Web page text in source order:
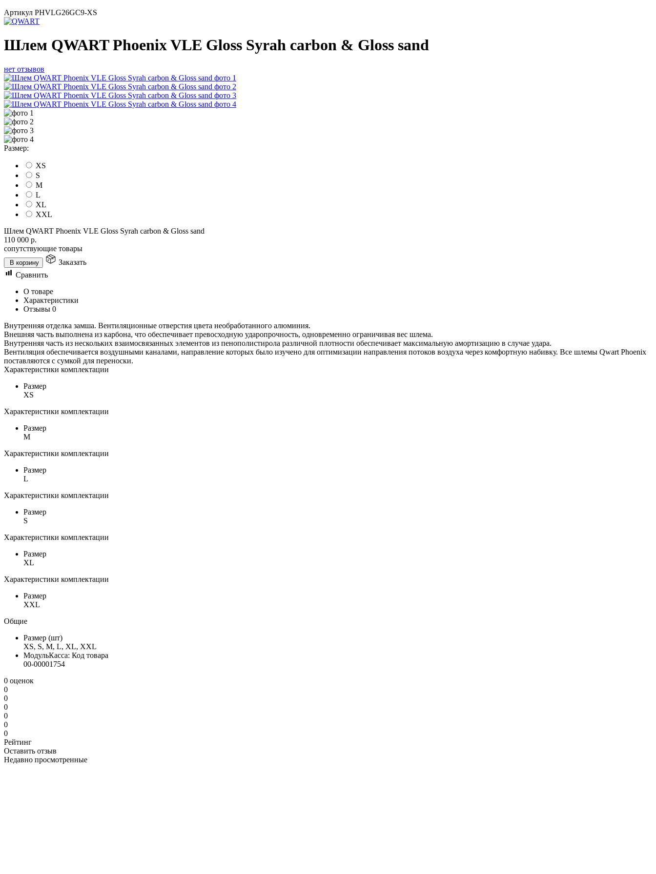
Артикул PHVLG26GC9-XS
Шлем QWART Phoenix VLE Gloss Syrah carbon & Gloss sand
нет отзывов
Размер:
XS
S
M
L
XL
XXL
Шлем QWART Phoenix VLE Gloss Syrah carbon & Gloss sand
110 000 р.
сопутствующие товары
В корзину
Заказать
Сравнить
О товаре
Характеристики
Отзывы 0
Внутренняя отделка замша. Вентиляционные отверстия цвета необработанного алюминия.
Внешняя часть выполнена из карбона, что обеспечивает превосходную ударопрочность, одновременно ограничивая вес шлема.
Внутренняя часть из нескольких взаимосвязанных элементов из пенополистирола различной плотности обеспечивает максимальную амортизацию в случае удара.
Вентиляция обеспечивается воздушными каналами, направление которых было изучено для оптимизации направления потоков воздуха через комфортную набивку. Все шлемы Qwart Phoenix
поставляются с сумкой для переноски.
Характеристики комплектации
Размер
XS
Характеристики комплектации
Размер
M
Характеристики комплектации
Размер
L
Характеристики комплектации
Размер
S
Характеристики комплектации
Размер
XL
Характеристики комплектации
Размер
XXL
Общие
Размер (шт)
XS, S, M, L, XL, XXL
МодульКасса: Код товара
00-00001754
0 оценок
0
0
0
0
0
0
Рейтинг
Оставить отзыв
Недавно просмотренные